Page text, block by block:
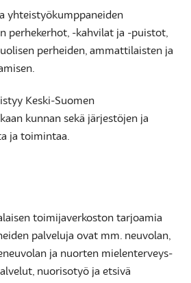
yhteistyökumppaneiden
perhekerhot, -kahvilat ja -puistot,
perheiden, ammattilaisten ja
Keski-Suomen
kunnan sekä järjestöjen ja
ja toimintaa.
toimijaverkoston tarjoamia
palveluja ovat mm. neuvolan,
ja nuorten mielenterveys-
nuorisotyö ja etsivä